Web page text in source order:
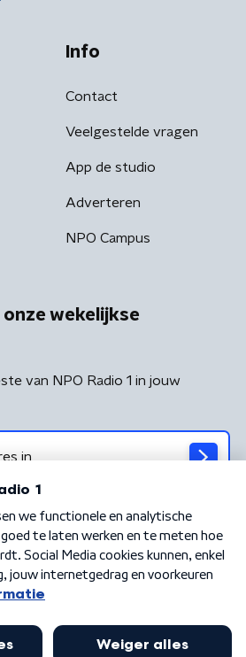
Info
Contact
Veelgestelde vragen
App de studio
Adverteren
NPO Campus
wekelijkse
van NPO Radio 1 in jouw